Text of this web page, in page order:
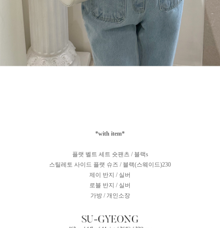
*with item*
플랫 벨트 세트 숏팬츠 / 블랙s
스틸레토 사이드 플랫 슈즈 / 블랙(스웨이드)230
제이 반지 / 실버
로블 반지 / 실버
가방 / 개인소장